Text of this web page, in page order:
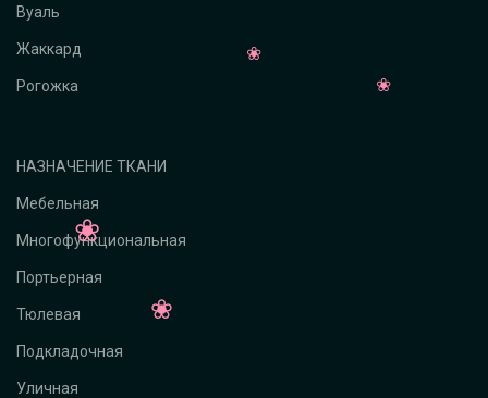
Вуаль
Жаккард
Рогожка
НАЗНАЧЕНИЕ ТКАНИ
Мебельная
Многофункциональная
Портьерная
Тюлевая
Подкладочная
Уличная